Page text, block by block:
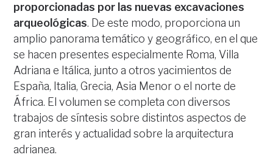
proporcionadas por las nuevas excavaciones
arqueológicas. De este modo, proporciona un
amplio panorama temático y geográfico, en el que
se hacen presentes especialmente Roma, Villa
Adriana e Itálica, junto a otros yacimientos de
España, Italia, Grecia, Asia Menor o el norte de
África. El volumen se completa con diversos
trabajos de síntesis sobre distintos aspectos de
gran interés y actualidad sobre la arquitectura
adrianea.